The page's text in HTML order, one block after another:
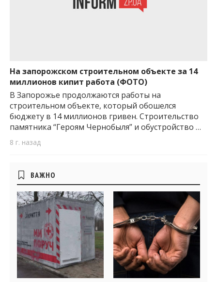
На запорожском строительном объекте за 14
миллионов кипит работа (ФОТО)
В Запорожье продолжаются работы на
строительном объекте, который обошелся
бюджету в 14 миллионов гривен. Строительство
памятника “Героям Чернобыля” и обустройство …
8 г. назад
Боковые
виджеты
ВАЖНО